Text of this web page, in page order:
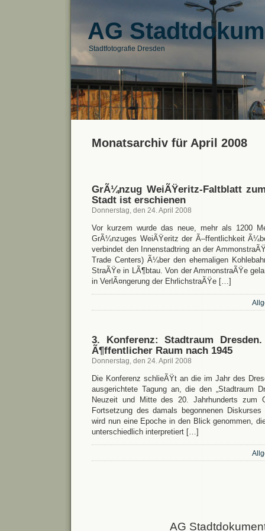
AG
Stadtfotografie Dresden
Monatsarchiv für April 2008
GrÃ¼nzug WeiÃŸeritz-Faltblatt
Stadt ist erschienen
Donnerstag, den 24. April 2008
Vor kurzem wurde das neue, mehr als 1200
GrÃ¼nzuges WeiÃŸeritz der Ã–ffentlichkeit
verbindet den Innenstadtring an der
Trade Centers) Ã¼ber den ehemaligen
StraÃŸe in LÃ¶btau. Von der AmmonstraÃŸe
in VerlÃ¤ngerung der EhrlichstraÃŸe […]
3. Konferenz: Stadtraum
Ã¶ffentlicher Raum nach 1945
Donnerstag, den 24. April 2008
Die Konferenz schlieÃŸt an die im Jahr des
ausgerichtete Tagung an, die den „Stadtraum
Neuzeit und Mitte des 20. Jahrhunderts zum
Fortsetzung des damals begonnenen
wird nun eine Epoche in den Blick genommen,
unterschiedlich interpretiert […]
AG